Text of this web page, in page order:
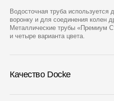
Водосточная труба
воронку и для соединения колен
Металлические трубы «Премиум
и четыре варианта цвета.
Качество Docke